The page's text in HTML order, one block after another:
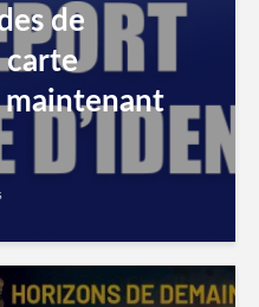
de
carte
maintenant